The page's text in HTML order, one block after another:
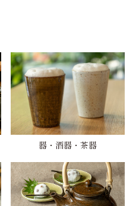
器・酒器・茶器